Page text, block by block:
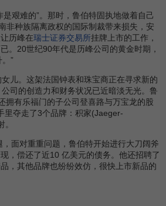
艰难的”。那时，鲁伯特固执地做着自己
种族隔离政权的国际制裁带来损失，安
历峰在瑞士证券交易所挂牌上市的工作，
。20世纪90年代是历峰公司的黄金时期，
”
儿。这架法国钟表和珠宝商正在寻求新的
司的创造力和财务状况已近暗淡无光。鲁
拥有乐福门的子公司登喜路与万宝龙的股
里夺走了3个品牌：积家(Jaeger-
面对重重问题，鲁伯特开始进行大刀阔斧
，偿还了近10 亿美元的债务。他还招聘了
，其他品牌也纷纷效仿，很快上市新品的